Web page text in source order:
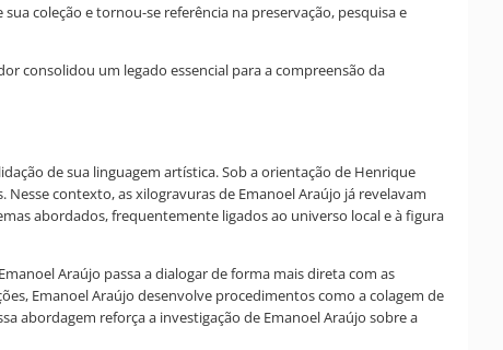
coleção e tornou-se referência na preservação, pesquisa e
consolidou um legado essencial para a compreensão da
de sua linguagem artística. Sob a orientação de Henrique
contexto, as xilogravuras de Emanoel Araújo já revelavam
abordados, frequentemente ligados ao universo local e à figura
Araújo passa a dialogar de forma mais direta com as
Emanoel Araújo desenvolve procedimentos como a colagem de
abordagem reforça a investigação de Emanoel Araújo sobre a